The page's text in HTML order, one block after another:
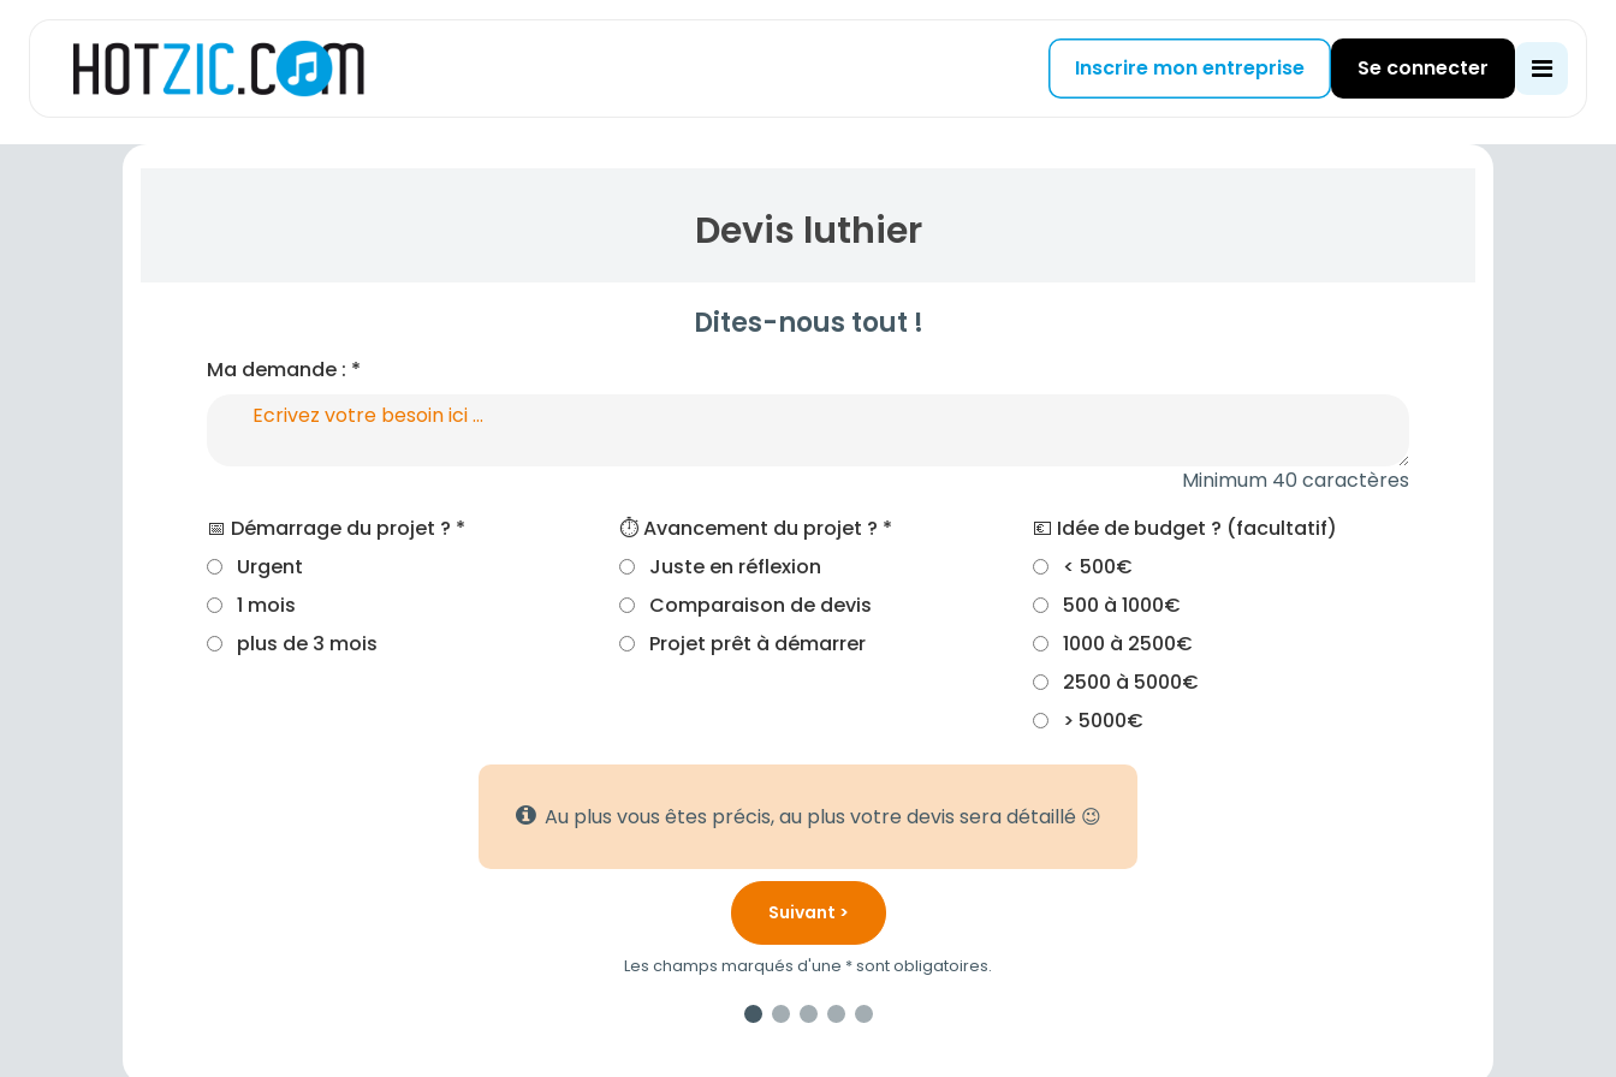
Inscrire mon entreprise Se connecter
Devis luthier
Dites-nous tout !
Ma demande : *
Minimum 40 caractères
📅 Démarrage du projet ? *
Urgent
1 mois
plus de 3 mois
⏱️ Avancement du projet ? *
Juste en réflexion
Comparaison de devis
Projet prêt à démarrer
💶 Idée de budget ? (facultatif)
< 500€
500 à 1000€
1000 à 2500€
2500 à 5000€
> 5000€
Au plus vous êtes précis, au plus votre devis sera détaillé 😉
Suivant >
Les champs marqués d'une * sont obligatoires.